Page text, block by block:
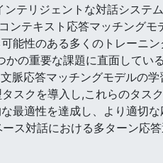
テリジェントな対話システ
テキスト応答マッチングモ
能性のある多くのトレーニ
の重要な課題に直面してい
脈応答マッチングモデルの
スクを導入し,これらのタス
最適性を達成し、より適切
ス対話における多ターン応